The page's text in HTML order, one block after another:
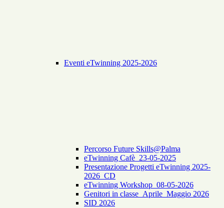
Eventi eTwinning 2025-2026
Percorso Future Skills@Palma
eTwinning Cafè_23-05-2025
Presentazione Progetti eTwinning 2025-
2026_CD
eTwinning Workshop_08-05-2026
Genitori in classe_Aprile_Maggio 2026
SID 2026